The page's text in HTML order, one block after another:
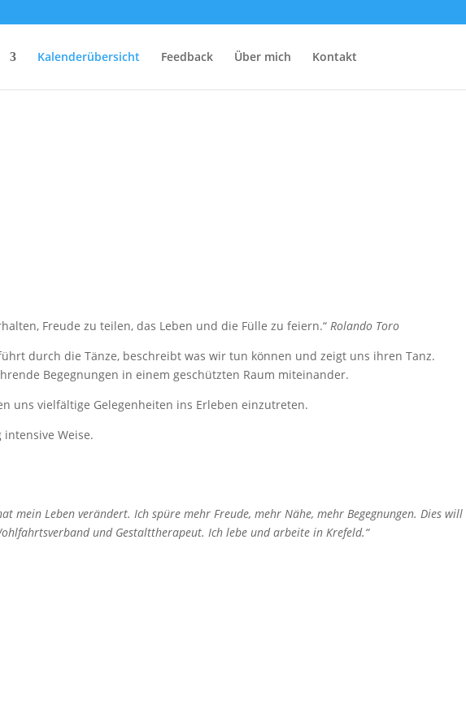
Kalenderübersicht Feedback Über mich Kontakt
Freude zu teilen, das Leben und die Fülle zu feiern.“ Rolando Toro
durch die Tänze, beschreibt was wir tun können und zeigt uns ihren Tanz.
Begegnungen in einem geschützten Raum miteinander.
uns vielfältige Gelegenheiten ins Erleben einzutreten.
Weise.
Leben verändert. Ich spüre mehr Freude, mehr Nähe, mehr Begegnungen. Dies will
und Gestalttherapeut. Ich lebe und arbeite in Krefeld.“